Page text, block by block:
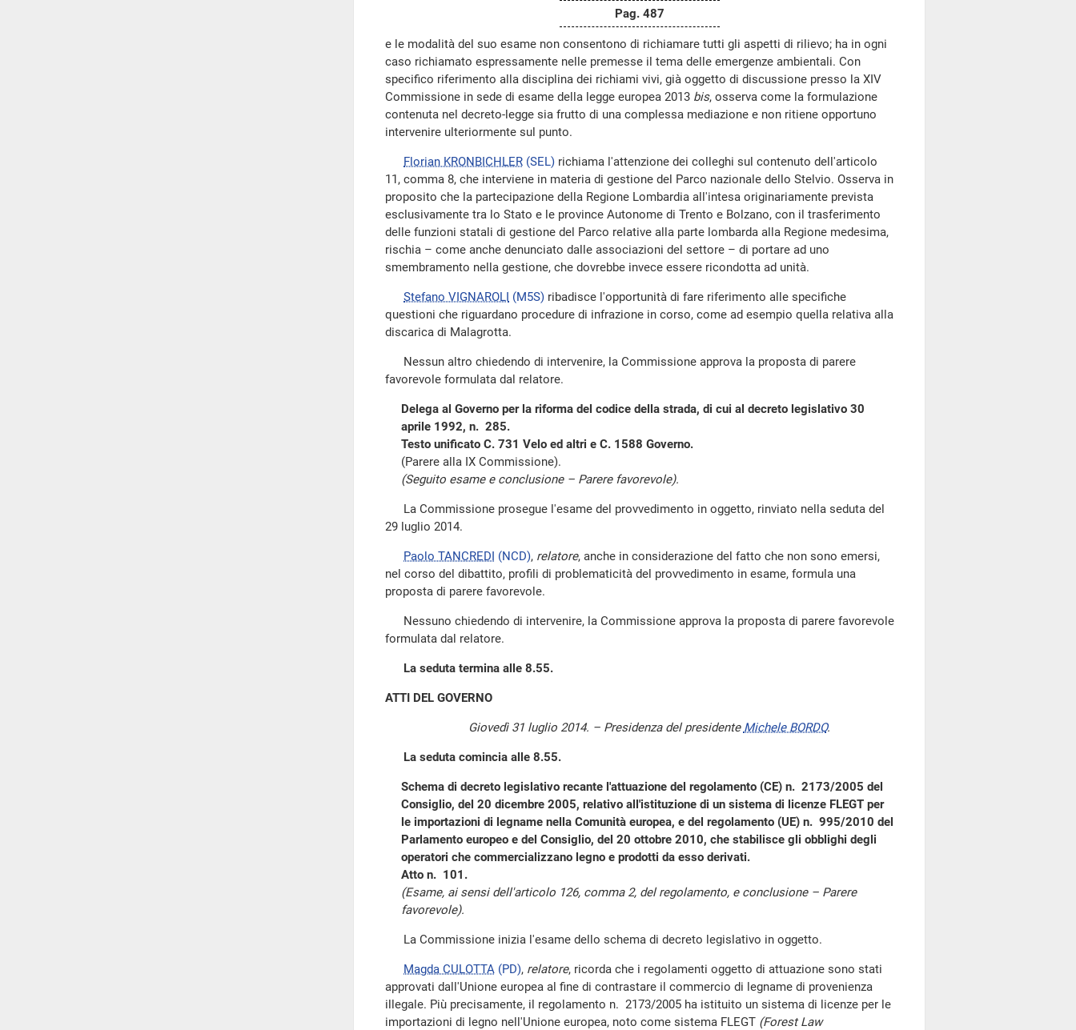
Pag. 487
e le modalità del suo esame non consentono di richiamare tutti gli aspetti di rilievo; ha in ogni
caso richiamato espressamente nelle premesse il tema delle emergenze ambientali. Con
specifico riferimento alla disciplina dei richiami vivi, già oggetto di discussione presso la XIV
Commissione in sede di esame della legge europea 2013 bis, osserva come la formulazione
contenuta nel decreto-legge sia frutto di una complessa mediazione e non ritiene opportuno
intervenire ulteriormente sul punto.
Florian KRONBICHLER (SEL) richiama l'attenzione dei colleghi sul contenuto dell'articolo
11, comma 8, che interviene in materia di gestione del Parco nazionale dello Stelvio. Osserva in
proposito che la partecipazione della Regione Lombardia all'intesa originariamente prevista
esclusivamente tra lo Stato e le province Autonome di Trento e Bolzano, con il trasferimento
delle funzioni statali di gestione del Parco relative alla parte lombarda alla Regione medesima,
rischia – come anche denunciato dalle associazioni del settore – di portare ad uno
smembramento nella gestione, che dovrebbe invece essere ricondotta ad unità.
Stefano VIGNAROLI (M5S) ribadisce l'opportunità di fare riferimento alle specifiche
questioni che riguardano procedure di infrazione in corso, come ad esempio quella relativa alla
discarica di Malagrotta.
Nessun altro chiedendo di intervenire, la Commissione approva la proposta di parere
favorevole formulata dal relatore.
Delega al Governo per la riforma del codice della strada, di cui al decreto legislativo 30
aprile 1992, n. 285.
Testo unificato C. 731 Velo ed altri e C. 1588 Governo.
(Parere alla IX Commissione).
(Seguito esame e conclusione – Parere favorevole).
La Commissione prosegue l'esame del provvedimento in oggetto, rinviato nella seduta del
29 luglio 2014.
Paolo TANCREDI (NCD), relatore, anche in considerazione del fatto che non sono emersi,
nel corso del dibattito, profili di problematicità del provvedimento in esame, formula una
proposta di parere favorevole.
Nessuno chiedendo di intervenire, la Commissione approva la proposta di parere favorevole
formulata dal relatore.
La seduta termina alle 8.55.
ATTI DEL GOVERNO
Giovedì 31 luglio 2014. – Presidenza del presidente Michele BORDO.
La seduta comincia alle 8.55.
Schema di decreto legislativo recante l'attuazione del regolamento (CE) n. 2173/2005 del
Consiglio, del 20 dicembre 2005, relativo all'istituzione di un sistema di licenze FLEGT per
le importazioni di legname nella Comunità europea, e del regolamento (UE) n. 995/2010 del
Parlamento europeo e del Consiglio, del 20 ottobre 2010, che stabilisce gli obblighi degli
operatori che commercializzano legno e prodotti da esso derivati.
Atto n. 101.
(Esame, ai sensi dell'articolo 126, comma 2, del regolamento, e conclusione – Parere
favorevole).
La Commissione inizia l'esame dello schema di decreto legislativo in oggetto.
Magda CULOTTA (PD), relatore, ricorda che i regolamenti oggetto di attuazione sono stati
approvati dall'Unione europea al fine di contrastare il commercio di legname di provenienza
illegale. Più precisamente, il regolamento n. 2173/2005 ha istituito un sistema di licenze per le
importazioni di legno nell'Unione europea, noto come sistema FLEGT (Forest Law